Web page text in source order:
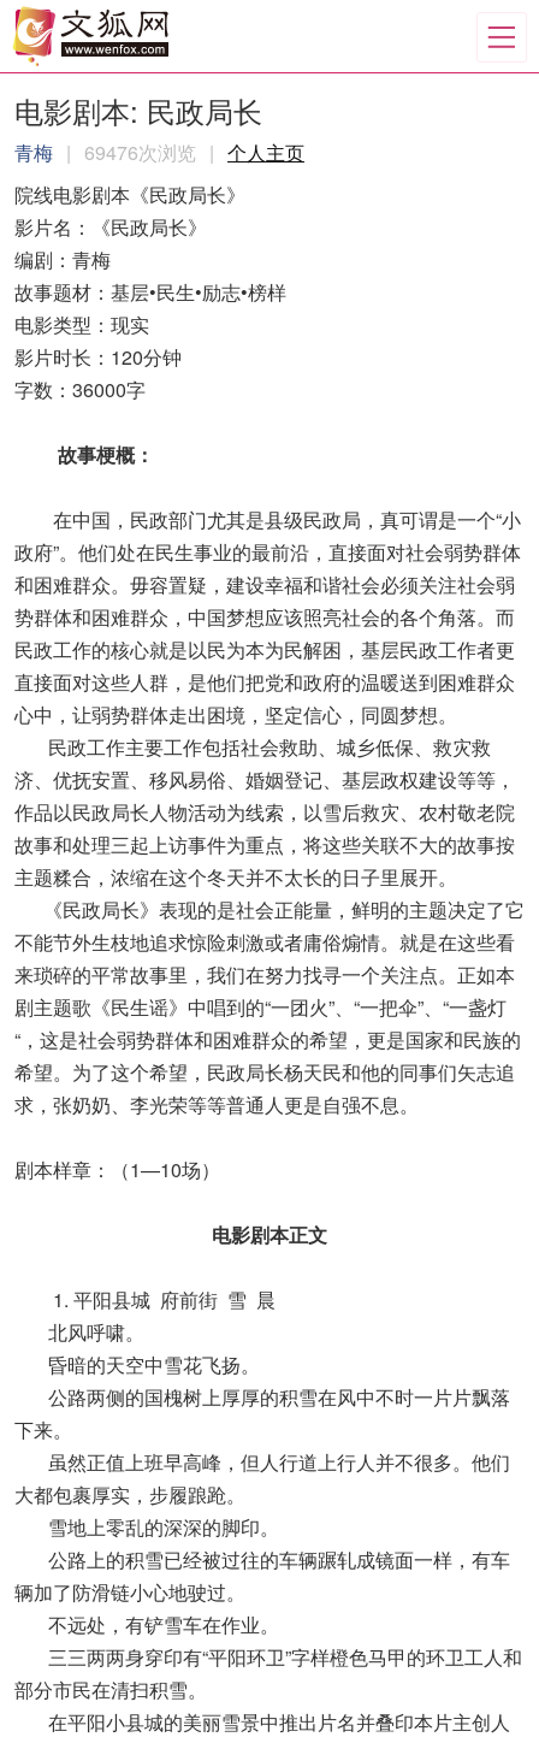
电影剧本: 民政局长
青梅 | 69476次浏览 | 个人主页
院线电影剧本《民政局长》
影片名：《民政局长》
编剧：青梅
故事题材：基层•民生•励志•榜样
电影类型：现实
影片时长：120分钟
字数：36000字
故事梗概：
在中国，民政部门尤其是县级民政局，真可谓是一个“小
政府”。他们处在民生事业的最前沿，直接面对社会弱势群体
和困难群众。毋容置疑，建设幸福和谐社会必须关注社会弱
势群体和困难群众，中国梦想应该照亮社会的各个角落。而
民政工作的核心就是以民为本为民解困，基层民政工作者更
直接面对这些人群，是他们把党和政府的温暖送到困难群众
心中，让弱势群体走出困境，坚定信心，同圆梦想。
民政工作主要工作包括社会救助、城乡低保、救灾救
济、优抚安置、移风易俗、婚姻登记、基层政权建设等等，
作品以民政局长人物活动为线索，以雪后救灾、农村敬老院
故事和处理三起上访事件为重点，将这些关联不大的故事按
主题糅合，浓缩在这个冬天并不太长的日子里展开。
《民政局长》表现的是社会正能量，鲜明的主题决定了它
不能节外生枝地追求惊险刺激或者庸俗煽情。就是在这些看
来琐碎的平常故事里，我们在努力找寻一个关注点。正如本
剧主题歌《民生谣》中唱到的“一团火”、“一把伞”、“一盏灯
“，这是社会弱势群体和困难群众的希望，更是国家和民族的
希望。为了这个希望，民政局长杨天民和他的同事们矢志追
求，张奶奶、李光荣等等普通人更是自强不息。
剧本样章：（1—10场）
电影剧本正文
1. 平阳县城 府前街 雪 晨
北风呼啸。
昏暗的天空中雪花飞扬。
公路两侧的国槐树上厚厚的积雪在风中不时一片片飘落
下来。
虽然正值上班早高峰，但人行道上行人并不很多。他们
大都包裹厚实，步履踉跄。
雪地上零乱的深深的脚印。
公路上的积雪已经被过往的车辆蹍轧成镜面一样，有车
辆加了防滑链小心地驶过。
不远处，有铲雪车在作业。
三三两两身穿印有“平阳环卫”字样橙色马甲的环卫工人和
部分市民在清扫积雪。
在平阳小县城的美丽雪景中推出片名并叠印本片主创人